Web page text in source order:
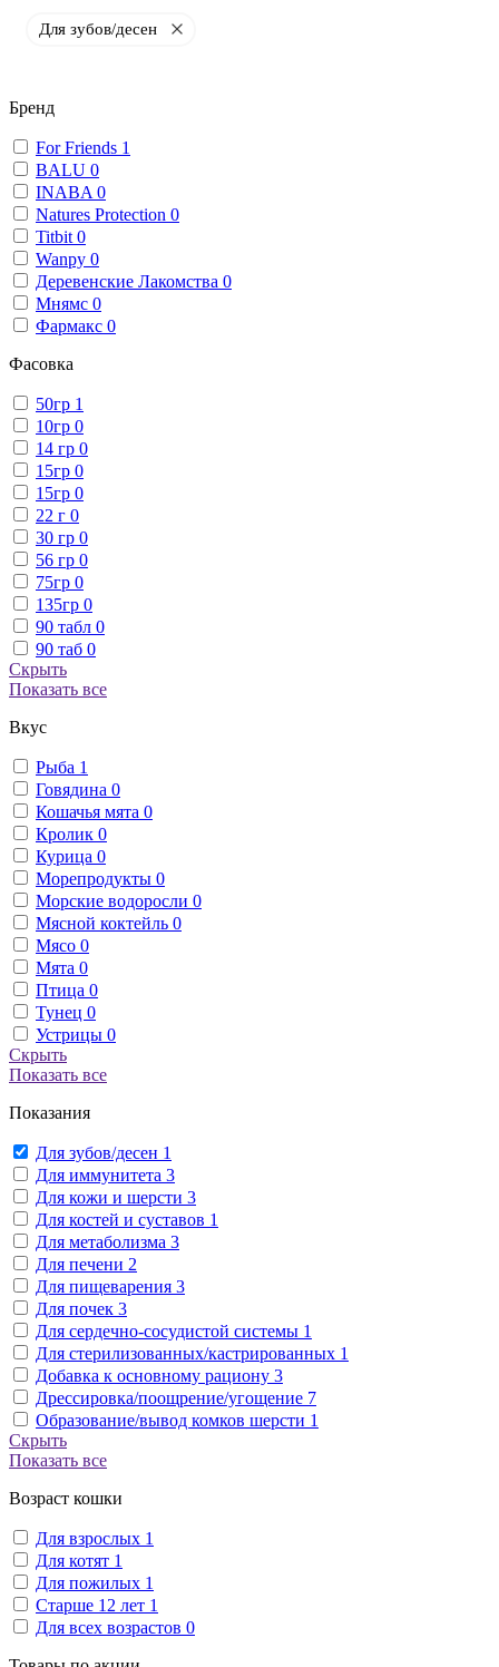
Для зубов/десен
Бренд
For Friends 1
BALU 0
INABA 0
Natures Protection 0
Titbit 0
Wanpy 0
Деревенские Лакомства 0
Мнямс 0
Фармакс 0
Фасовка
50гр 1
10гр 0
14 гр 0
15гр 0
15гр 0
22 г 0
30 гр 0
56 гр 0
75гр 0
135гр 0
90 табл 0
90 таб 0
Скрыть
Показать все
Вкус
Рыба 1
Говядина 0
Кошачья мята 0
Кролик 0
Курица 0
Морепродукты 0
Морские водоросли 0
Мясной коктейль 0
Мясо 0
Мята 0
Птица 0
Тунец 0
Устрицы 0
Скрыть
Показать все
Показания
Для зубов/десен 1
Для иммунитета 3
Для кожи и шерсти 3
Для костей и суставов 1
Для метаболизма 3
Для печени 2
Для пищеварения 3
Для почек 3
Для сердечно-сосудистой системы 1
Для стерилизованных/кастрированных 1
Добавка к основному рациону 3
Дрессировка/поощрение/угощение 7
Образование/вывод комков шерсти 1
Скрыть
Показать все
Возраст кошки
Для взрослых 1
Для котят 1
Для пожилых 1
Старше 12 лет 1
Для всех возрастов 0